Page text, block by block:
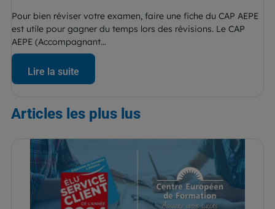
Pour bien réviser votre examen, faire une fiche du CAP AEPE
est utile pour gagner du temps lors des révisions. Le CAP
AEPE (Accompagnant...
Lire la suite
Articles les plus lus